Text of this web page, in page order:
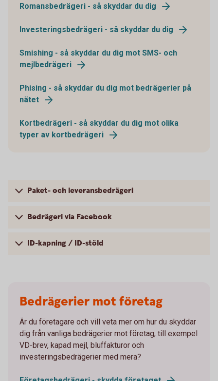
Romansbedrägeri - så skyddar du dig
Investeringsbedrägeri - så skyddar du dig
Smishing - så skyddar du dig mot SMS- och
mejlbedrägeri
Phising - så skyddar du dig mot bedrägerier på
nätet
Kortbedrägeri - så skyddar du dig mot olika
typer av kortbedrägeri
Paket- och leveransbedrägeri
Bedrägeri via Facebook
ID-kapning / ID-stöld
Bedrägerier mot företag
Är du företagare och vill veta mer om hur du skyddar
dig från vanliga bedrägerier mot företag, till exempel
VD-brev, kapad mejl, bluffakturor och
investeringsbedrägerier med mera?